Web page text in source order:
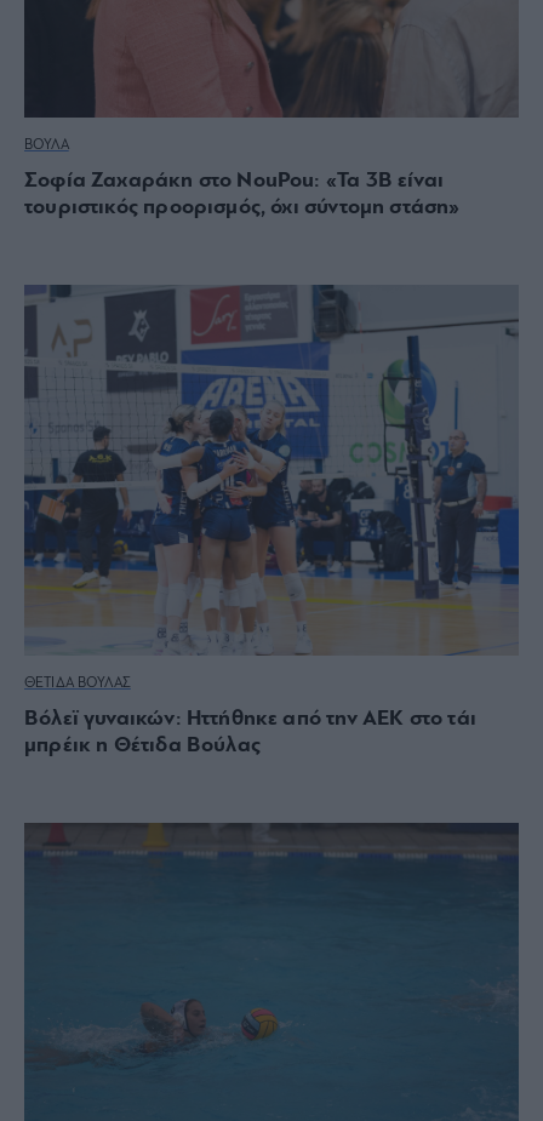
ΒΟΥΛΑ
Σοφία Ζαχαράκη στο NouPou: «Τα 3Β είναι
τουριστικός προορισμός, όχι σύντομη στάση»
ΘΕΤΙΔΑ ΒΟΥΛΑΣ
Βόλεϊ γυναικών: Ηττήθηκε από την ΑΕΚ στο τάι
μπρέικ η Θέτιδα Βούλας